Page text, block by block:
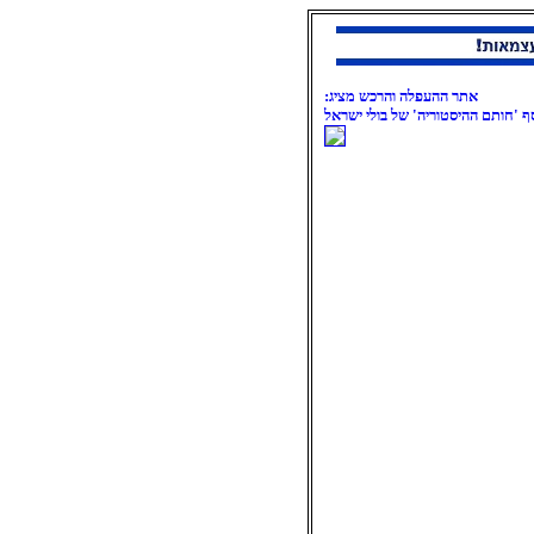
אתר ההעפלה והרכש מציג:
'חותם ההיסטוריה' של בולי ישראל